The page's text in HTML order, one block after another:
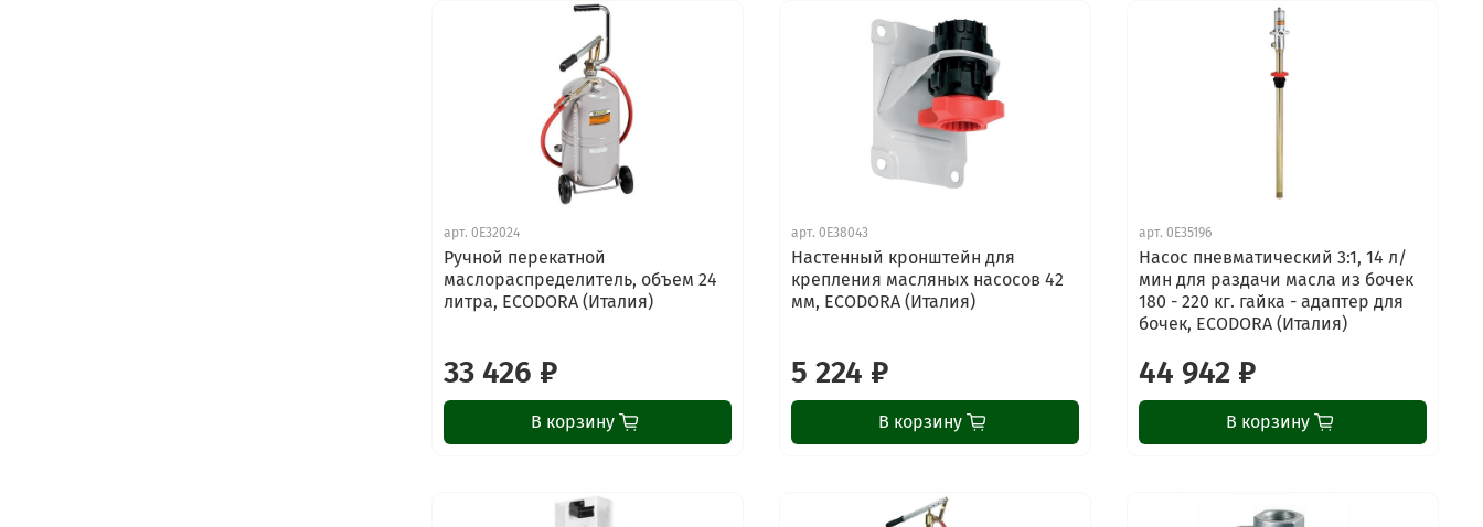
арт.0E32024
Ручной перекатной
маслораспределитель, объем 24
литра, ECODORA (Италия)
33 426 ₽
В корзину
арт.0E38043
Настенный кронштейн для
крепления масляных насосов 42
мм, ECODORA (Италия)
5 224 ₽
В корзину
арт.0E35196
Насос пневматический 3:1, 14 л/
мин для раздачи масла из бочек
180 - 220 кг. гайка - адаптер для
бочек, ECODORA (Италия)
44 942 ₽
В корзину